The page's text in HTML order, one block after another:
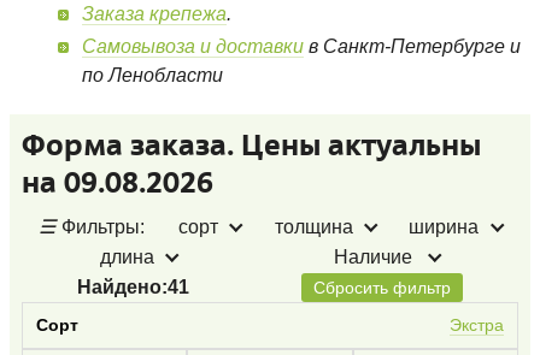
Заказа крепежа.
Самовывоза и доставки в Санкт-Петербурге и
по Ленобласти
Форма заказа. Цены актуальны
на 09.08.2026
☰ Фильтры: сорт толщина
ширина
длина
Наличие
Найдено:41
Сбросить фильтр
Экстра